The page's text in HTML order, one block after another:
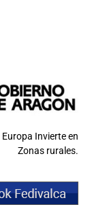
Europa Invierte en
Zonas rurales.